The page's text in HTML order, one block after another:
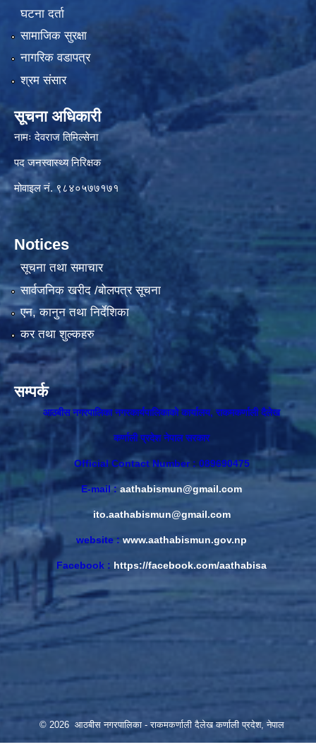
घटना दर्ता
सामाजिक सुरक्षा
नागरिक वडापत्र
श्रम संसार
सूचना अधिकारी
नामः देवराज तिमिल्सेना
पद जनस्वास्थ्य निरिक्षक
मोवाइल नं. ९८४०५७७१७१
Notices
सूचना तथा समाचार
सार्वजनिक खरीद /बोलपत्र सूचना
एन, कानुन तथा निर्देशिका
कर तथा शुल्कहरु
सम्पर्क
आठबीस नगरपालिका नगरकार्यपालिकाकाे कार्यालय, राकमकर्णाली दैलेख
कर्णाली प्रदेश नेपाल सरकार
Official Contact Number : 089690475
E-mail : aathabismun@gmail.com
ito.aathabismun@gmail.com
website : www.aathabismun.gov.np
Facebook : https://facebook.com/aathabisa
© 2026 आठबीस नगरपालिका - राकमकर्णाली दैलेख कर्णाली प्रदेश, नेपाल